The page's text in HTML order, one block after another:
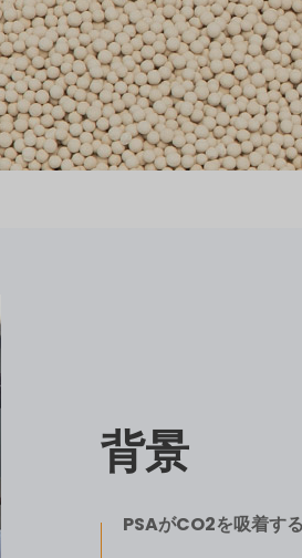
背景
PSAがCO2を吸着す